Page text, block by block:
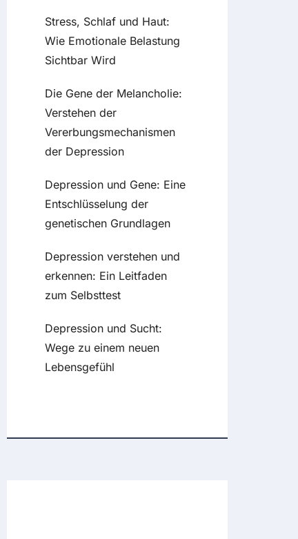
Stress, Schlaf und Haut:
Wie Emotionale Belastung
Sichtbar Wird
Die Gene der Melancholie:
Verstehen der
Vererbungsmechanismen
der Depression
Depression und Gene: Eine
Entschlüsselung der
genetischen Grundlagen
Depression verstehen und
erkennen: Ein Leitfaden
zum Selbsttest
Depression und Sucht:
Wege zu einem neuen
Lebensgefühl